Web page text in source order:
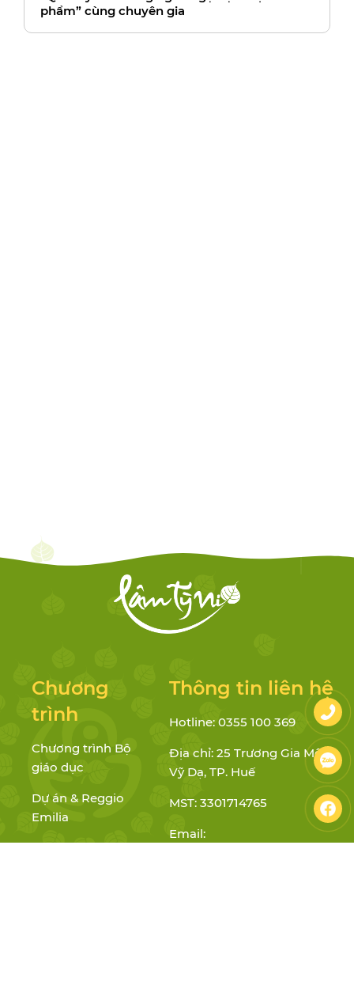
phẩm” cùng chuyên gia
Chương
trình
Chương trình Bộ
giáo dục
Dự án & Reggio
Emilia
Thông tin liên hệ
Hotline: 0355 100 369
Địa chỉ: 25 Trương Gia Mô, P.
Vỹ Dạ, TP. Huế
MST: 3301714765
Email: